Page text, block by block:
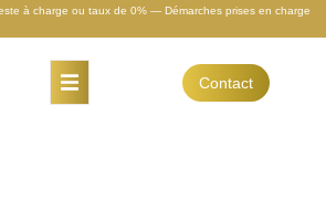
à charge ou taux de 0% — Démarches prises en charge
Contact